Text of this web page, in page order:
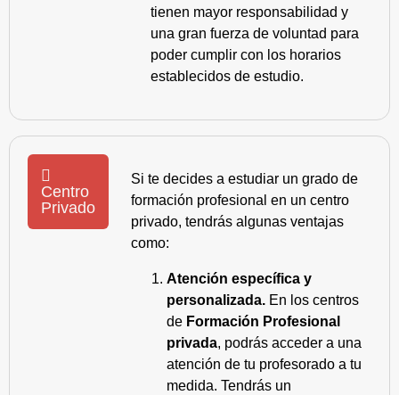
tienen mayor responsabilidad y
una gran fuerza de voluntad para
poder cumplir con los horarios
establecidos de estudio.
Centro
Privado
Si te decides a estudiar un grado de
formación profesional en un centro
privado, tendrás algunas ventajas
como:
Atención específica y
personalizada. En los centros
de Formación Profesional
privada, podrás acceder a una
atención de tu profesorado a tu
medida. Tendrás un